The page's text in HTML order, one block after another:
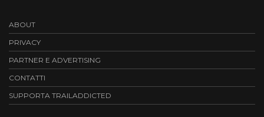
ABOUT
PRIVACY
PARTNER E ADVERTISING
CONTATTI
SUPPORTA TRAILADDICTED